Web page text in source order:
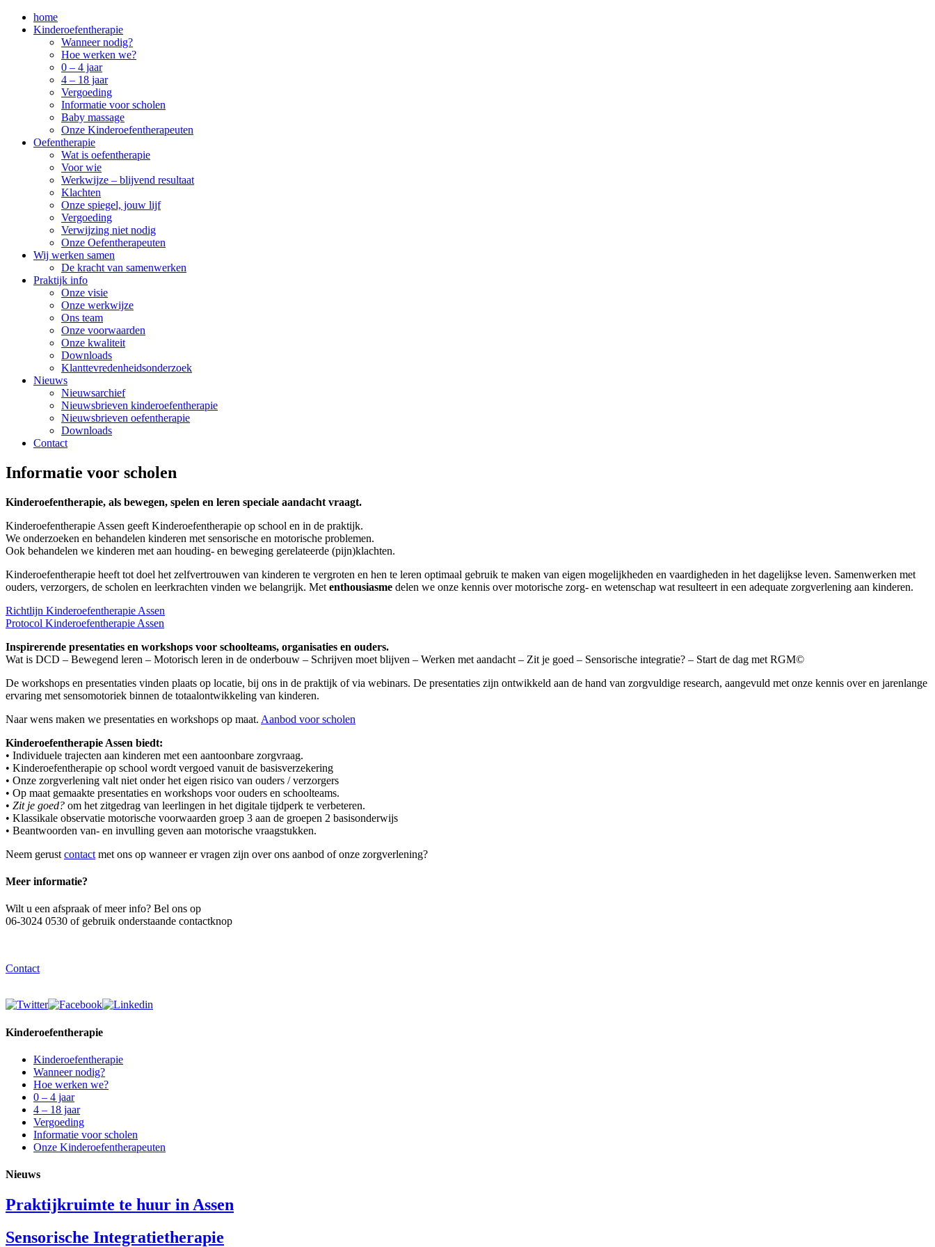
home
Kinderoefentherapie
Wanneer nodig?
Hoe werken we?
0 – 4 jaar
4 – 18 jaar
Vergoeding
Informatie voor scholen
Baby massage
Onze Kinderoefentherapeuten
Oefentherapie
Wat is oefentherapie
Voor wie
Werkwijze – blijvend resultaat
Klachten
Onze spiegel, jouw lijf
Vergoeding
Verwijzing niet nodig
Onze Oefentherapeuten
Wij werken samen
De kracht van samenwerken
Praktijk info
Onze visie
Onze werkwijze
Ons team
Onze voorwaarden
Onze kwaliteit
Downloads
Klanttevredenheidsonderzoek
Nieuws
Nieuwsarchief
Nieuwsbrieven kinderoefentherapie
Nieuwsbrieven oefentherapie
Downloads
Contact
Informatie voor scholen
Kinderoefentherapie, als bewegen, spelen en leren speciale aandacht vraagt.
Kinderoefentherapie Assen geeft Kinderoefentherapie op school en in de praktijk.
We onderzoeken en behandelen kinderen met sensorische en motorische problemen.
Ook behandelen we kinderen met aan houding- en beweging gerelateerde (pijn)klachten.
Kinderoefentherapie heeft tot doel het zelfvertrouwen van kinderen te vergroten en hen te leren optimaal gebruik te maken van eigen mogelijkheden en vaardigheden in het dagelijkse leven. Samenwerken met
ouders, verzorgers, de scholen en leerkrachten vinden we belangrijk. Met enthousiasme delen we onze kennis over motorische zorg- en wetenschap wat resulteert in een adequate zorgverlening aan kinderen.
Richtlijn Kinderoefentherapie Assen
Protocol Kinderoefentherapie Assen
Inspirerende presentaties en workshops voor schoolteams, organisaties en ouders.
Wat is DCD – Bewegend leren – Motorisch leren in de onderbouw – Schrijven moet blijven – Werken met aandacht – Zit je goed – Sensorische integratie? – Start de dag met RGM©
De workshops en presentaties vinden plaats op locatie, bij ons in de praktijk of via webinars. De presentaties zijn ontwikkeld aan de hand van zorgvuldige research, aangevuld met onze kennis over en jarenlange
ervaring met sensomotoriek binnen de totaalontwikkeling van kinderen.
Naar wens maken we presentaties en workshops op maat. Aanbod voor scholen
Kinderoefentherapie Assen biedt:
• Individuele trajecten aan kinderen met een aantoonbare zorgvraag.
• Kinderoefentherapie op school wordt vergoed vanuit de basisverzekering
• Onze zorgverlening valt niet onder het eigen risico van ouders / verzorgers
• Op maat gemaakte presentaties en workshops voor ouders en schoolteams.
• Zit je goed? om het zitgedrag van leerlingen in het digitale tijdperk te verbeteren.
• Klassikale observatie motorische voorwaarden groep 3 aan de groepen 2 basisonderwijs
• Beantwoorden van- en invulling geven aan motorische vraagstukken.
Neem gerust contact met ons op wanneer er vragen zijn over ons aanbod of onze zorgverlening?
Meer informatie?
Wilt u een afspraak of meer info? Bel ons op
06-3024 0530 of gebruik onderstaande contactknop
Contact
Kinderoefentherapie
Kinderoefentherapie
Wanneer nodig?
Hoe werken we?
0 – 4 jaar
4 – 18 jaar
Vergoeding
Informatie voor scholen
Onze Kinderoefentherapeuten
Nieuws
Praktijkruimte te huur in Assen
Sensorische Integratietherapie